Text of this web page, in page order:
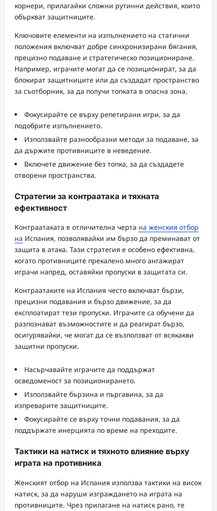
корнери, прилагайки сложни рутинни действия, които
объркват защитниците.
Ключовите елементи на изпълнението на статични
положения включват добре синхронизирани бягания,
прецизно подаване и стратегическо позициониране.
Например, играчите могат да се позиционират, за да
блокират защитниците или да създадат пространство
за съотборник, за да получи топката в опасна зона.
Фокусирайте се върху репетирани игри, за да
подобрите изпълнението.
Използвайте разнообразни методи за подаване, за
да държите противниците в неведение.
Включете движение без топка, за да създадете
отворени пространства.
Стратегии за контраатака и тяхната
ефективност
Контраатаката е отличителна черта на женския отбор
на Испания, позволявайки им бързо да преминават от
защита в атака. Тази стратегия е особено ефективна,
когато противниците прекалено много ангажират
играчи напред, оставяйки пропуски в защитата си.
Контраатаките на Испания често включват бързи,
прецизни подавания и бързо движение, за да
експлоатират тези пропуски. Играчите са обучени да
разпознават възможностите и да реагират бързо,
осигурявайки, че могат да се възползват от всякакви
защитни пропуски.
Насърчавайте играчите да поддържат
осведоменост за позиционирането.
Използвайте бързина и пъргавина, за да
изпреварите защитниците.
Фокусирайте се върху точни подавания, за да
поддържате инерцията по време на преходите.
Тактики на натиск и тяхното влияние върху
играта на противника
Женският отбор на Испания използва тактики на висок
натиск, за да наруши изграждането на играта на
противниците. Чрез прилагане на натиск рано, те